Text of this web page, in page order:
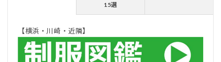
15選
【横浜・川崎・近隣】